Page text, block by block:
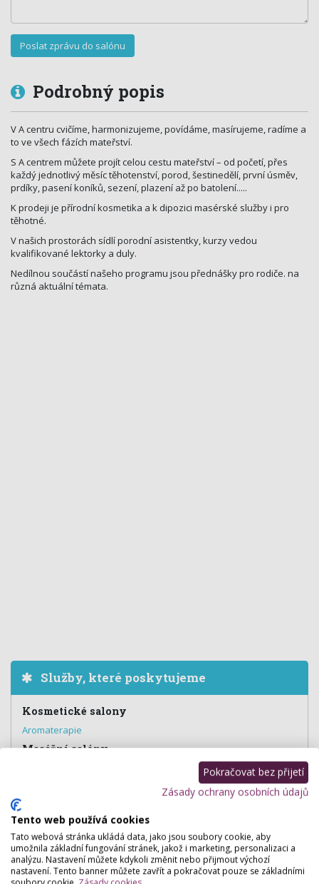
Podrobný popis
V A centru cvičíme, harmonizujeme, povídáme, masírujeme, radíme a
to ve všech fázích mateřství.
S A centrem můžete projít celou cestu mateřství – od početí, přes
každý jednotlivý měsíc těhotenství, porod, šestinedělí, první úsměv,
prdíky, pasení koníků, sezení, plazení až po batolení.....
K prodeji je přírodní kosmetika a k dipozici masérské služby i pro
těhotné.
V našich prostorách sídlí porodní asistentky, kurzy vedou
kvalifikované lektorky a duly.
Nedílnou součástí našeho programu jsou přednášky pro rodiče. na
různá aktuální témata.
Služby, které poskytujeme
Kosmetické salony
Aromaterapie
Masážní salóny
Masáž relaxační,Shiatsu masáž,
Masáž pro maminky - Mamma masáž
Orientální tance,Cvičení s dětmi
koutek
Pokračovat bez přijetí
Zásady ochrany osobních údajů
Tento web používá cookies
Tato webová stránka ukládá data, jako jsou soubory cookie, aby
umožnila základní fungování stránek, jakož i marketing, personalizaci a
analýzu. Nastavení můžete kdykoli změnit nebo přijmout výchozí
nastavení. Tento banner můžete zavřít a pokračovat pouze se základními